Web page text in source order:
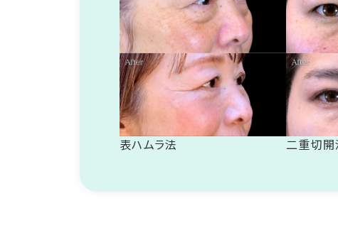
表ハムラ法 二重切開